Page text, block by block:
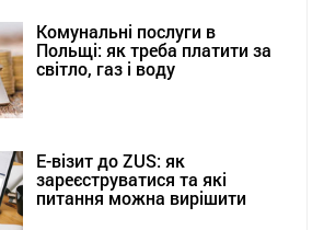
Комунальні послуги в
Польщі: як треба платити за
світло, газ і воду
Е-візит до ZUS: як
зареєструватися та які
питання можна вирішити